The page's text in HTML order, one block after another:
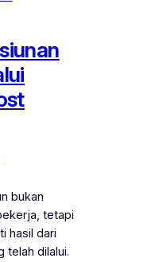
bukan
tetapi
hasil dari
telah dilalui.